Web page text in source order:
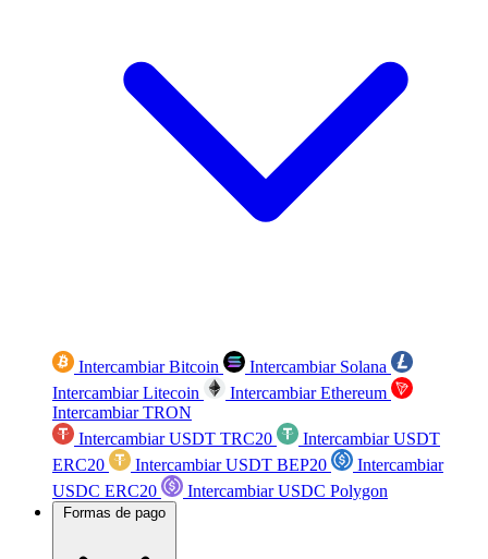
Intercambiar Bitcoin
Intercambiar Solana
Intercambiar Litecoin
Intercambiar Ethereum
Intercambiar TRON
Intercambiar USDT TRC20
Intercambiar USDT
ERC20
Intercambiar USDT BEP20
Intercambiar
USDC ERC20
Intercambiar USDC Polygon
Formas de pago